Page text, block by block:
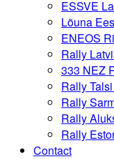
ESSVE
Lõuna
ENEOS
Rally
333 NEZ
Rally
Rally
Rally
Rally
Contact